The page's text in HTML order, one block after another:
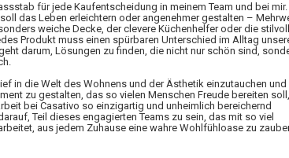
für jede Kaufentscheidung in meinem Team und bei mir.
das Leben erleichtern oder angenehmer gestalten –
weiche Decke, der clevere Küchenhelfer oder die
Produkt muss einen spürbaren Unterschied im Alltag
darum, Lösungen zu finden, die nicht nur schön sind,
in die Welt des Wohnens und der Ästhetik einzutauchen und
zu gestalten, das so vielen Menschen Freude bereiten soll,
bei Casativo so einzigartig und unheimlich bereichernd
Teil dieses engagierten Teams zu sein, das mit so viel
aus jedem Zuhause eine wahre Wohlfühloase zu